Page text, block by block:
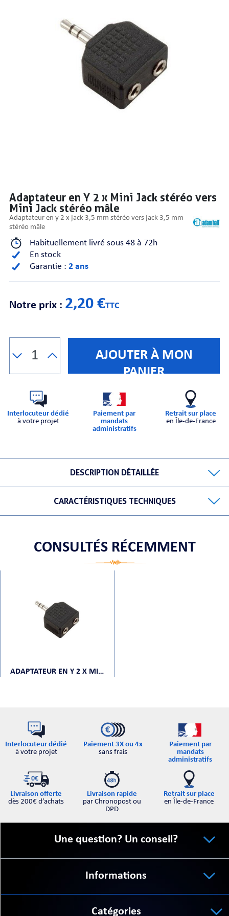
AUDIO
Adaptateur en Y 2 x Mini Jack stéréo vers
Mini Jack stéréo mâle
adaptateur en y 2 x jack 3,5 mm stéréo vers jack 3,5 mm
stéréo mâle
Habituellement livré sous 48 à 72h
En stock
Garantie : 2 ans
Notre prix : 2,20 €TTC
AJOUTER À MON
PANIER
Interlocuteur dédié
à votre projet
Paiement par
mandats
administratifs
Retrait sur place
en Île-de-France
DESCRIPTION DÉTAILLÉE
CARACTÉRISTIQUES TECHNIQUES
CONSULTÉS RÉCEMMENT
ADAPTATEUR EN Y 2 X MINI JACK STÉRÉO VERS MINI JACK STÉRÉO MÂLE
Interlocuteur dédié
à votre projet
Paiement 3X ou 4x
sans frais
Paiement par
mandats
administratifs
Livraison offerte
dès 200€ d’achats
Livraison rapide
par Chronopost ou
DPD
Retrait sur place
en Île-de-France
Une question? Un conseil?
Informations
Catégories